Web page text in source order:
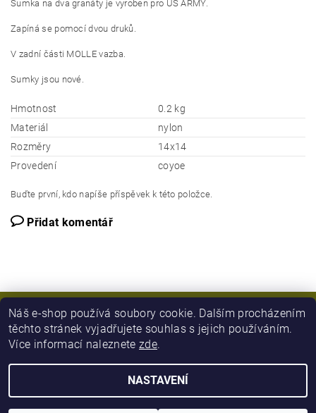
Sumka na dva granáty je vyroben pro US ARMY.
Zapíná se pomocí dvou druků.
V zadní části MOLLE vazba.
Sumky jsou nové.
Hmotnost
0.2 kg
Materiál
nylon
Rozměry
14x14
Provedení
coyoe
Buďte první, kdo napíše příspěvek k této položce.
Přidat komentář
2026 © Army Zboží, všechna práva vyhrazena
Náš e-shop používá soubory cookie. Dalším procházením
těchto stránek vyjadřujete souhlas s jejich používáním.
Více informací naleznetezde.
NASTAVENÍ